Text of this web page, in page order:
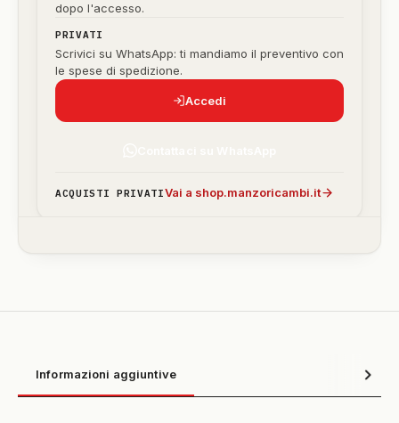
dopo l'accesso.
PRIVATI
Scrivici su WhatsApp: ti mandiamo il preventivo con
le spese di spedizione.
Accedi
ACQUISTI PRIVATIVai a shop.manzoricambi.it
Informazioni aggiuntive